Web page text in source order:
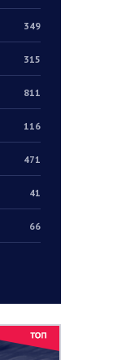
349
315
811
116
471
41
66